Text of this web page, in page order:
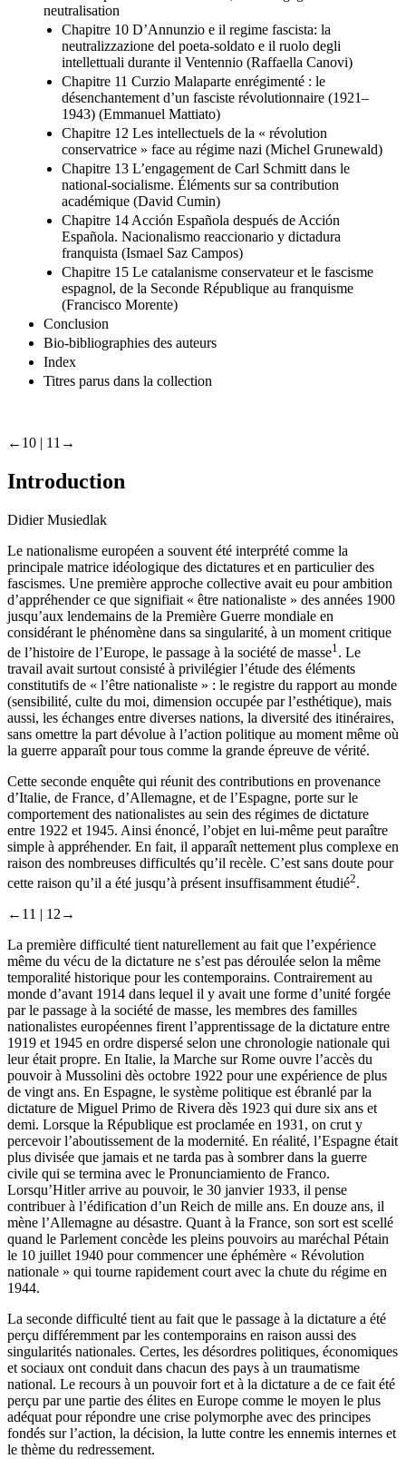
neutralisation
Chapitre 10 D’Annunzio e il regime fascista: la
neutralizzazione del poeta-soldato e il ruolo degli
intellettuali durante il Ventennio (Raffaella Canovi)
Chapitre 11 Curzio Malaparte enrégimenté : le
désenchantement d’un fasciste révolutionnaire (1921–
1943) (Emmanuel Mattiato)
Chapitre 12 Les intellectuels de la « révolution
conservatrice » face au régime nazi (Michel Grunewald)
Chapitre 13 L’engagement de Carl Schmitt dans le
national-socialisme. Éléments sur sa contribution
académique (David Cumin)
Chapitre 14 Acción Española después de Acción
Española. Nacionalismo reaccionario y dictadura
franquista (Ismael Saz Campos)
Chapitre 15 Le catalanisme conservateur et le fascisme
espagnol, de la Seconde République au franquisme
(Francisco Morente)
Conclusion
Bio-bibliographies des auteurs
Index
Titres parus dans la collection
←10 | 11→
Introduction
Didier Musiedlak
Le nationalisme européen a souvent été interprété comme la
principale matrice idéologique des dictatures et en particulier des
fascismes. Une première approche collective avait eu pour ambition
d’appréhender ce que signifiait « être nationaliste » des années 1900
jusqu’aux lendemains de la Première Guerre mondiale en
considérant le phénomène dans sa singularité, à un moment critique
de l’histoire de l’Europe, le passage à la société de masse1 . Le
travail avait surtout consisté à privilégier l’étude des éléments
constitutifs de « l’être nationaliste » : le registre du rapport au monde
(sensibilité, culte du moi, dimension occupée par l’esthétique), mais
aussi, les échanges entre diverses nations, la diversité des itinéraires,
sans omettre la part dévolue à l’action politique au moment même où
la guerre apparaît pour tous comme la grande épreuve de vérité.
Cette seconde enquête qui réunit des contributions en provenance
d’Italie, de France, d’Allemagne, et de l’Espagne, porte sur le
comportement des nationalistes au sein des régimes de dictature
entre 1922 et 1945. Ainsi énoncé, l’objet en lui-même peut paraître
simple à appréhender. En fait, il apparaît nettement plus complexe en
raison des nombreuses difficultés qu’il recèle. C’est sans doute pour
cette raison qu’il a été jusqu’à présent insuffisamment étudié2.
←11 | 12→
La première difficulté tient naturellement au fait que l’expérience
même du vécu de la dictature ne s’est pas déroulée selon la même
temporalité historique pour les contemporains. Contrairement au
monde d’avant 1914 dans lequel il y avait une forme d’unité forgée
par le passage à la société de masse, les membres des familles
nationalistes européennes firent l’apprentissage de la dictature entre
1919 et 1945 en ordre dispersé selon une chronologie nationale qui
leur était propre. En Italie, la Marche sur Rome ouvre l’accès du
pouvoir à Mussolini dès octobre 1922 pour une expérience de plus
de vingt ans. En Espagne, le système politique est ébranlé par la
dictature de Miguel Primo de Rivera dès 1923 qui dure six ans et
demi. Lorsque la République est proclamée en 1931, on crut y
percevoir l’aboutissement de la modernité. En réalité, l’Espagne était
plus divisée que jamais et ne tarda pas à sombrer dans la guerre
civile qui se termina avec le Pronunciamiento de Franco.
Lorsqu’Hitler arrive au pouvoir, le 30 janvier 1933, il pense
contribuer à l’édification d’un Reich de mille ans. En douze ans, il
mène l’Allemagne au désastre. Quant à la France, son sort est scellé
quand le Parlement concède les pleins pouvoirs au maréchal Pétain
le 10 juillet 1940 pour commencer une éphémère « Révolution
nationale » qui tourne rapidement court avec la chute du régime en
1944.
La seconde difficulté tient au fait que le passage à la dictature a été
perçu différemment par les contemporains en raison aussi des
singularités nationales. Certes, les désordres politiques, économiques
et sociaux ont conduit dans chacun des pays à un traumatisme
national. Le recours à un pouvoir fort et à la dictature a de ce fait été
perçu par une partie des élites en Europe comme le moyen le plus
adéquat pour répondre une crise polymorphe avec des principes
fondés sur l’action, la décision, la lutte contre les ennemis internes et
le thème du redressement.